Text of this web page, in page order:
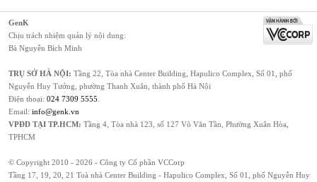
GenK
Chịu trách nhiệm quản lý nội dung:
Bà Nguyễn Bích Minh
TRỤ SỞ HÀ NỘI: Tầng 22, Tòa nhà Center Building, Hapulico Complex, Số 01, phố
Nguyễn Huy Tưởng, phường Thanh Xuân, thành phố Hà Nội
Điện thoại: 024 7309 5555
Email: info@genk.vn
VPĐD TẠI TP.HCM: Tầng 4, Tòa nhà 123, số 127 Võ Văn Tần, Phường Xuân Hòa,
TPHCM
© Copyright 2010 - 2026 - Công ty Cổ phần VCCorp
Tầng 17, 19, 20, 21 Toà nhà Center Building - Hapulico Complex, Số 01, phố Nguyễn Huy